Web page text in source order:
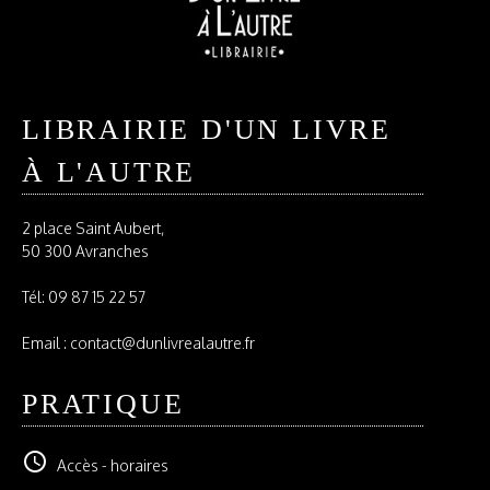
LIBRAIRIE D'UN LIVRE
À L'AUTRE
2 place Saint Aubert,
50 300 Avranches
Tél: 09 87 15 22 57
Email : contact@dunlivrealautre.fr
PRATIQUE
schedule Accès - horaires